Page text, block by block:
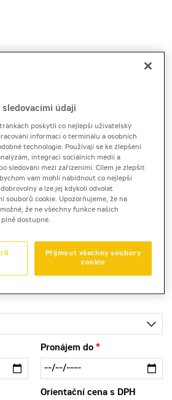
otočný teleskopický manipulátor
Manitou MRT2150
Produktový list
Manitou MRT2150 je k
robustního výkonu a
Pronájem do
Orientační cena s DPH
sledovacími údaji
poskytli co nejlepší uživatelský
informací o terminálu a osobních
technologie. Používají se ke zlepšení
integraci sociálních médií a
sledování mezi zařízeními. Cílem je zlepšit
vám mohli nabídnout co nejlepší
a lze jej kdykoli odvolat
souborů cookie. Upozorňujeme, že na
že ne všechny funkce našich
dostupné.
Přijmout všechny soubory
cookie